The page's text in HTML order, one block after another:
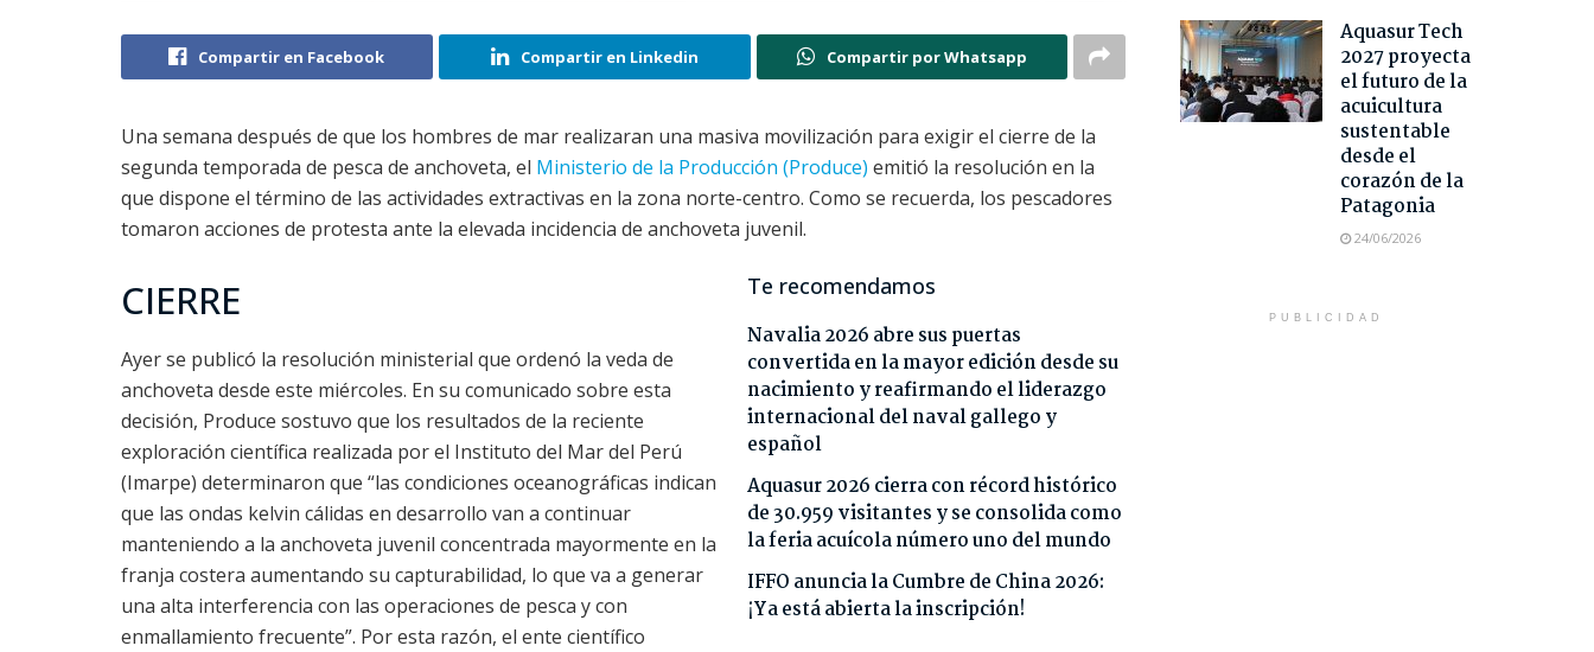
Compartir en Facebook Compartir en Linkedin Compartir por Whatsapp
Una semana después de que los hombres de mar realizaran una masiva movilización para exigir el cierre de la
segunda temporada de pesca de anchoveta, el Ministerio de la Producción (Produce) emitió la resolución en la
que dispone el término de las actividades extractivas en la zona norte-centro. Como se recuerda, los pescadores
tomaron acciones de protesta ante la elevada incidencia de anchoveta juvenil.
Te recomendamos
Navalia 2026 abre sus puertas
convertida en la mayor edición desde su
nacimiento y reafirmando el liderazgo
internacional del naval gallego y
español
Aquasur 2026 cierra con récord histórico
de 30.959 visitantes y se consolida como
la feria acuícola número uno del mundo
IFFO anuncia la Cumbre de China 2026:
¡Ya está abierta la inscripción!
CIERRE
Ayer se publicó la resolución ministerial que ordenó la veda de
anchoveta desde este miércoles. En su comunicado sobre esta
decisión, Produce sostuvo que los resultados de la reciente
exploración científica realizada por el Instituto del Mar del Perú
(Imarpe) determinaron que “las condiciones oceanográficas indican
que las ondas kelvin cálidas en desarrollo van a continuar
manteniendo a la anchoveta juvenil concentrada mayormente en la
franja costera aumentando su capturabilidad, lo que va a generar
una alta interferencia con las operaciones de pesca y con
enmallamiento frecuente”. Por esta razón, el ente científico
Aquasur Tech
2027 proyecta
el futuro de la
acuicultura
sustentable
desde el
corazón de la
Patagonia
24/06/2026
PUBLICIDAD